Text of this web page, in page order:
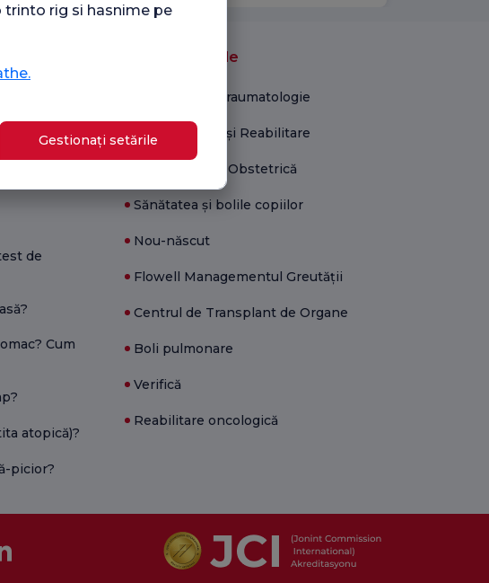
de
Cum
atopică)?
picior?
Unități medicale
Ortopedie și Traumatologie
Kinetoterapie și Reabilitare
Ginecologie și Obstetrică
Sănătatea și bolile copiilor
Nou-născut
Flowell Managementul Greutății
Centrul de Transplant de Organe
Boli pulmonare
Verifică
Reabilitare oncologică
rig si hasnime pe
Gestionați setările